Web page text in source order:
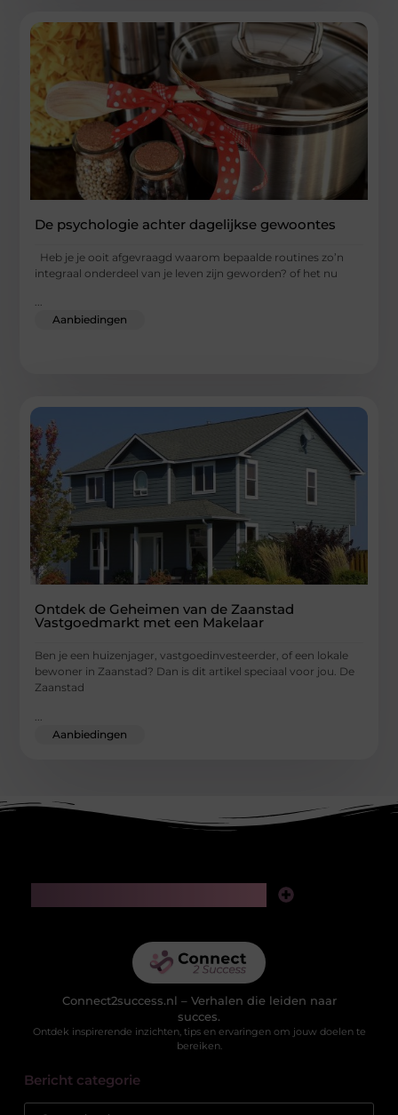
De psychologie achter dagelijkse gewoontes
Heb je je ooit afgevraagd waarom bepaalde routines zo’n
integraal onderdeel van je leven zijn geworden? of het nu
...
Aanbiedingen
Ontdek de Geheimen van de Zaanstad
Vastgoedmarkt met een Makelaar
Ben je een huizenjager, vastgoedinvesteerder, of een lokale
bewoner in Zaanstad? Dan is dit artikel speciaal voor jou. De
Zaanstad
Aanbiedingen
Connect2success.nl – Verhalen die leiden naar
succes.
Ontdek inspirerende inzichten, tips en ervaringen om jouw doelen te
bereiken.
Bericht categorie